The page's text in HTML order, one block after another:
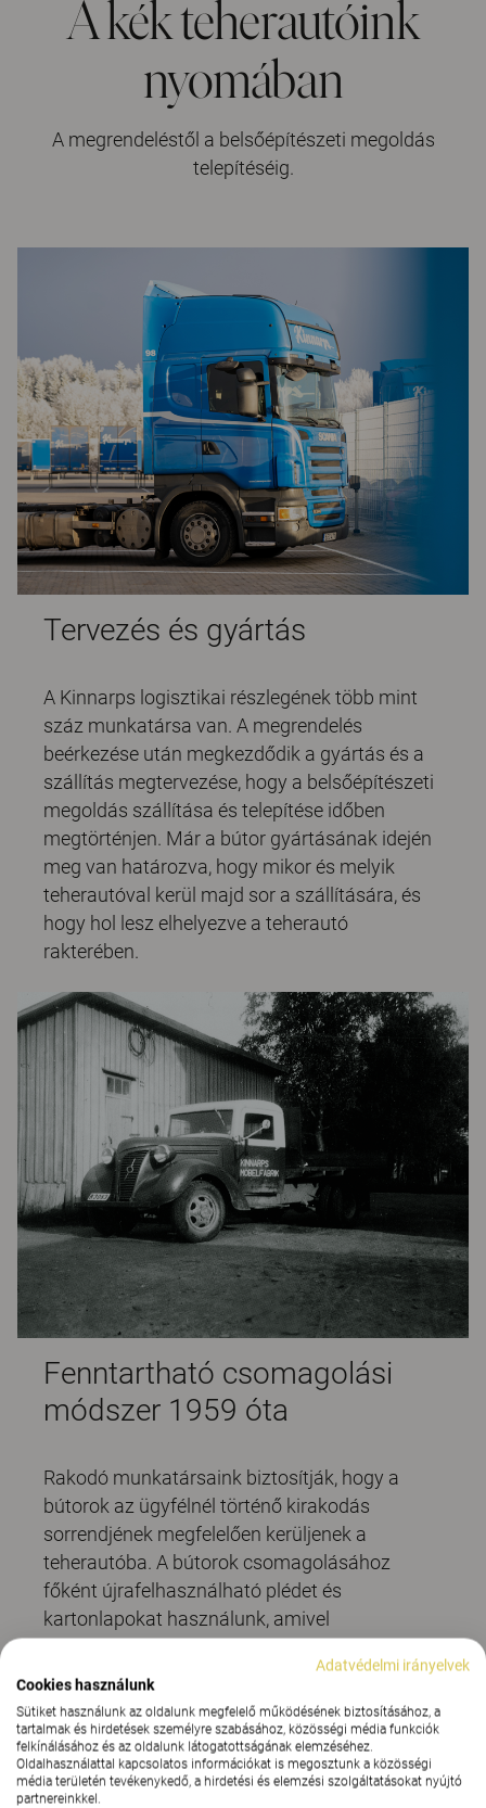
A kék teherautóink
nyomában
A megrendeléstől a belsőépítészeti megoldás
telepítéséig.
Tervezés és gyártás
A Kinnarps logisztikai részlegének több mint
száz munkatársa van. A megrendelés
beérkezése után megkezdődik a gyártás és a
szállítás megtervezése, hogy a belsőépítészeti
megoldás szállítása és telepítése időben
megtörténjen. Már a bútor gyártásának idején
meg van határozva, hogy mikor és melyik
teherautóval kerül majd sor a szállítására, és
hogy hol lesz elhelyezve a teherautó
rakterében.
Fenntartható csomagolási
módszer 1959 óta
Rakodó munkatársaink biztosítják, hogy a
bútorok az ügyfélnél történő kirakodás
sorrendjének megfelelően kerüljenek a
teherautóba. A bútorok csomagolásához
főként újrafelhasználható plédet és
kartonlapokat használunk, amivel
csomagolóanyagot váltunk ki. Speciális
kialakítású járműveink a szokásosnál nagyobb
belmagasságú raktérrel rendelkeznek, így több
bútor befogadására képesek, mint a
hagyományos teherautók.
Adatvédelmi irányelvek
Cookies használunk
Sütiket használunk az oldalunk megfelelő működésének biztosításához, a
tartalmak és hirdetések személyre szabásához, közösségi média funkciók
felkínálásához és az oldalunk látogatottságának elemzéséhez.
Oldalhasználattal kapcsolatos információkat is megosztunk a közösségi
média területén tevékenykedő, a hirdetési és elemzési szolgáltatásokat nyújtó
partnereinkkel.